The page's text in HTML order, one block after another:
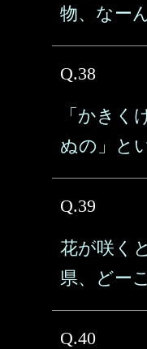
物、なー
Q.38
「かき
ぬの」と
Q.39
花が咲く
県、どー
Q.40